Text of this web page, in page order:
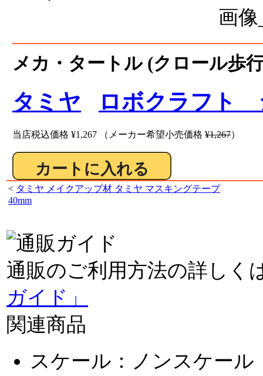
メカ・タートル (クロール歩
タミヤ ロボクラフト
当店税込価格 ¥1,267 （メーカー希望小売価格 ¥1,267）
< タミヤ メイクアップ材 タミヤ マスキングテープ
40mm
通販のご利用方法の詳しく
ガイド」
関連商品
スケール：ノンスケール